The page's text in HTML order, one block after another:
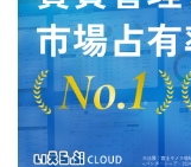
ニュース一覧